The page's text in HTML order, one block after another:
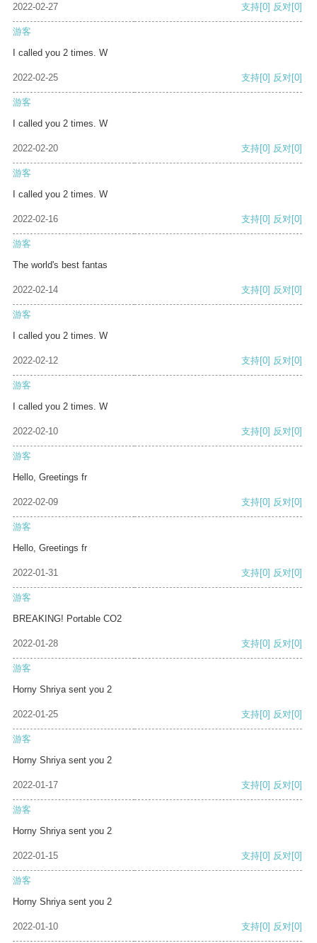
2022-02-27 支持[0] 反对[0]
游客
I called you 2 times. W
2022-02-25 支持[0] 反对[0]
游客
I called you 2 times. W
2022-02-20 支持[0] 反对[0]
游客
I called you 2 times. W
2022-02-16 支持[0] 反对[0]
游客
The world's best fantas
2022-02-14 支持[0] 反对[0]
游客
I called you 2 times. W
2022-02-12 支持[0] 反对[0]
游客
I called you 2 times. W
2022-02-10 支持[0] 反对[0]
游客
Hello, Greetings fr
2022-02-09 支持[0] 反对[0]
游客
Hello, Greetings fr
2022-01-31 支持[0] 反对[0]
游客
BREAKING! Portable CO2
2022-01-28 支持[0] 反对[0]
游客
Horny Shriya sent you 2
2022-01-25 支持[0] 反对[0]
游客
Horny Shriya sent you 2
2022-01-17 支持[0] 反对[0]
游客
Horny Shriya sent you 2
2022-01-15 支持[0] 反对[0]
游客
Horny Shriya sent you 2
2022-01-10 支持[0] 反对[0]